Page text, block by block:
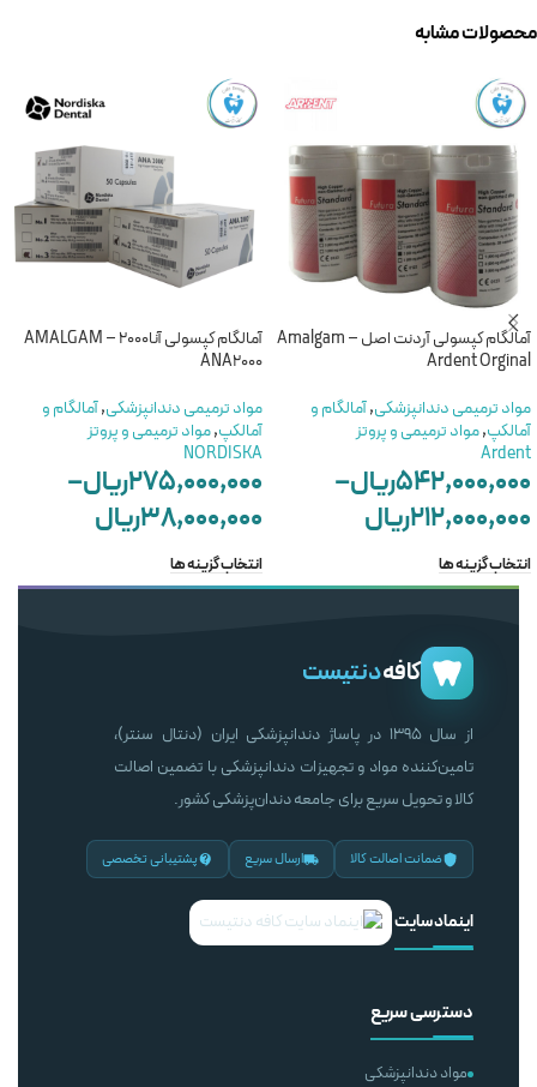
محصولات مشابه
آمالگام کپسولی آردنت اصل – Amalgam
Ardent Orginal
مواد ترمیمی دندانپزشکی,آمالگام و
آمالکپ,مواد ترمیمی و پروتز
Ardent
۵۴۲,۰۰۰,۰۰۰ریال–
۲۱۲,۰۰۰,۰۰۰ریال
انتخاب گزینه ها
آمالگام کپسولی آنا2000 – AMALGAM
ANA2000
مواد ترمیمی دندانپزشکی,آمالگام و
آمالکپ,مواد ترمیمی و پروتز
NORDISKA
۲۷۵,۰۰۰,۰۰۰ریال–
۳۸,۰۰۰,۰۰۰ریال
انتخاب گزینه ها
کافهدنتیست
از سال ۱۳۹۵ در پاساژ دندانپزشکی ایران (دنتال سنتر)،
تامین‌کننده مواد و تجهیزات دندانپزشکی با تضمین اصالت
کالا و تحویل سریع برای جامعه دندان‌پزشکی کشور.
ضمانت اصالت کالا ارسال سریع پشتیبانی تخصصی
اینماد سایت
دسترسی سریع
مواد دندانپزشکی